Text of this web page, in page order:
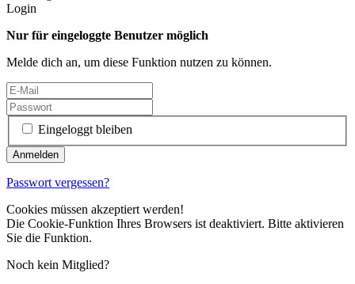
Login
Nur für eingeloggte Benutzer möglich
Melde dich an, um diese Funktion nutzen zu können.
Eingeloggt bleiben
Passwort vergessen?
Cookies müssen akzeptiert werden!
Die Cookie-Funktion Ihres Browsers ist deaktiviert. Bitte aktivieren
Sie die Funktion.
Noch kein Mitglied?